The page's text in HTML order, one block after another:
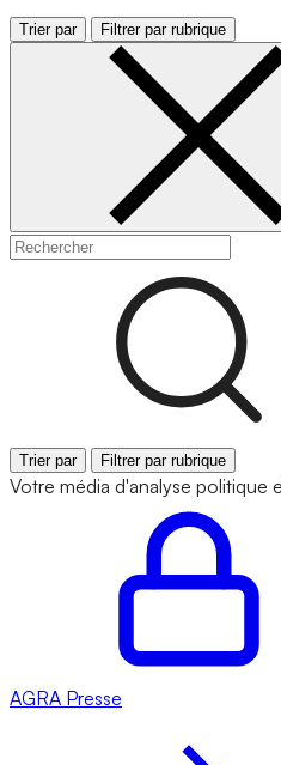
Trier par Filtrer par rubrique
Trier par Filtrer par rubrique
Votre média d'analyse politique
AGRA Presse